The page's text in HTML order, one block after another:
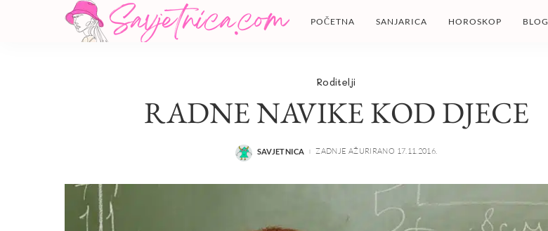
POČETNA SANJARICA HOROSKOP BLOG
Roditelji
RADNE NAVIKE KOD DJECE
POSTED
SAVJETNICA ZADNJE AŽURIRANO 17.11.2016.